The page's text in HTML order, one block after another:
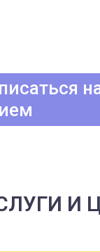
И